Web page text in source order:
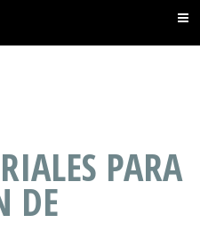
PARA
DE